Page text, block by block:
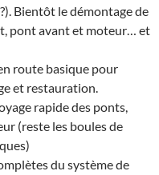
Bientôt le démontage de
pont avant et moteur… et
route basique pour
et restauration.
rapide des ponts,
(reste les boules de
du système de